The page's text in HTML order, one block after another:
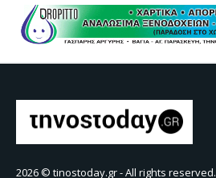
2026 © tinostoday.gr - All rights reserved.